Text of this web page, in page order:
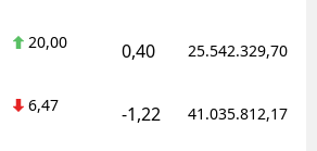
20,00 0,40 25.542.329,70
6,47 -1,22 41.035.812,17